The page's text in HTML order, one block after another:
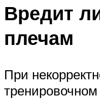
Вредит
плечам
При